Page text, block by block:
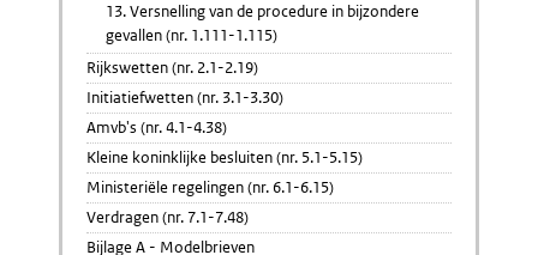
13. Versnelling van de procedure in bijzondere
gevallen (nr. 1.111-1.115)
Rijkswetten (nr. 2.1-2.19)
Initiatiefwetten (nr. 3.1-3.30)
Amvb's (nr. 4.1-4.38)
Kleine koninklijke besluiten (nr. 5.1-5.15)
Ministeriële regelingen (nr. 6.1-6.15)
Verdragen (nr. 7.1-7.48)
Bijlage A - Modelbrieven